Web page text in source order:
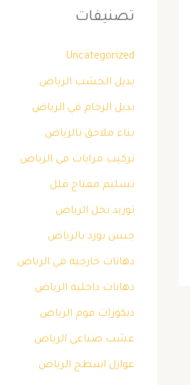
تصنيفات
Uncategorized
بديل الخشب الرياض
بديل الرخام في الرياض
بناء ملاحق بالرياض
تركيب مرايات في الرياض
تسليم مفتاح فلل
توريد نخل الرياض
جبس بورد بالرياض
دهانات خارجية في الرياض
دهانات داخلية الرياض
ديكورات فوم الرياض
عشب صناعي الرياض
عوازل اسطح الرياض